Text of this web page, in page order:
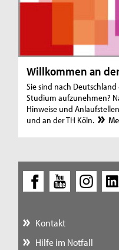
Willkommen an
Sie sind nach
Studium aufzunehmen?
Hinweise und
und an der TH Köln.
Kontakt
Hilfe im Notfall